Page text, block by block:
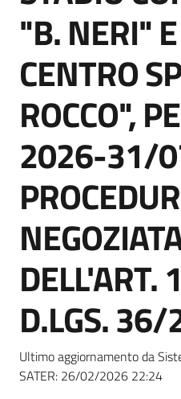
site
Seguici
su
"B. NERI"
CENTRO
ROCCO",
2026-31/
DELL'ART.
D.LGS.
Ultimo aggiornamento da
SATER: 26/02/2026 22:24